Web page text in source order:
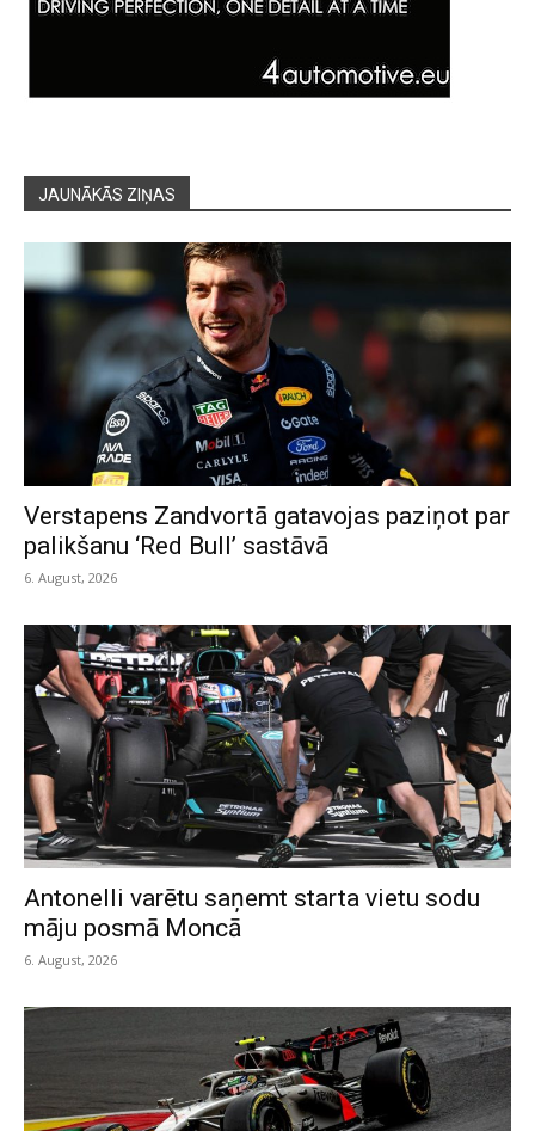
JAUNĀKĀS ZIŅAS
Verstapens Zandvortā gatavojas paziņot par
palikšanu ‘Red Bull’ sastāvā
6. August, 2026
Antonelli varētu saņemt starta vietu sodu
māju posmā Moncā
6. August, 2026